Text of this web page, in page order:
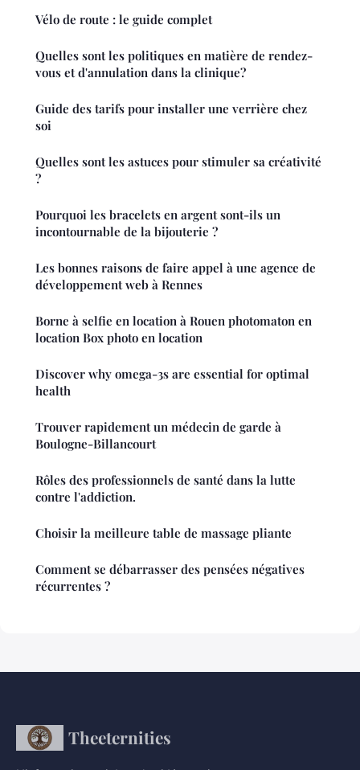
Vélo de route : le guide complet
Quelles sont les politiques en matière de rendez-
vous et d'annulation dans la clinique?
Guide des tarifs pour installer une verrière chez
soi
Quelles sont les astuces pour stimuler sa créativité
?
Pourquoi les bracelets en argent sont-ils un
incontournable de la bijouterie ?
Les bonnes raisons de faire appel à une agence de
développement web à Rennes
Borne à selfie en location à Rouen photomaton en
location Box photo en location
Discover why omega-3s are essential for optimal
health
Trouver rapidement un médecin de garde à
Boulogne-Billancourt
Rôles des professionnels de santé dans la lutte
contre l'addiction.
Choisir la meilleure table de massage pliante
Comment se débarrasser des pensées négatives
récurrentes ?
Theeternities